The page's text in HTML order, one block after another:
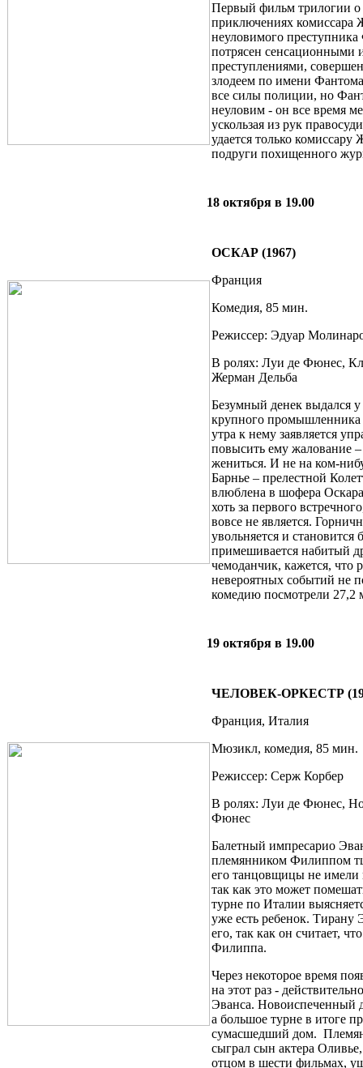
Первый фильм трилогии о
приключениях комиссара
неуловимого
потрясен сенсационными
преступлениями,
злодеем по имени
все силы полиции, но
неуловим - он все время
ускользая из рук
удается только
подруги похищенного
18 октября в 19.00
ОСКАР (1967)
Франция
Комедия, 85 мин.
Режиссер: Эдуар
В ролях: Луи де Фюнес,
Жерман Дельба
Безумный денек выдался
крупного промышленника
утра к нему заявляется
повысить ему жалование –
жениться. И не на ком-
Барнье – прелестной
влюблена в шофера
хоть за первого
вовсе не является.
увольняется и становится
примешивается набитый
чемоданчик, кажется, что
невероятных событий не
комедию посмотрели 27,2
19 октября в 19.00
ЧЕЛОВЕК-ОРКЕСТР
Франция, Италия
Мюзикл, комедия, 85 мин.
Режиссер: Серж Корбер
В ролях: Луи де Фюнес,
Фюнес
Балетный импресарио
племянником Филиппом
его танцовщицы не имели
так как это может
турне по Италии
уже есть ребенок. Тирану
его, так как он считает,
Через некоторое время
на этот раз -
Эванса. Новоиспеченный
а большое турне в итоге
сумасшедший дом.
сыграл сын актера
отцом в шести фильмах,